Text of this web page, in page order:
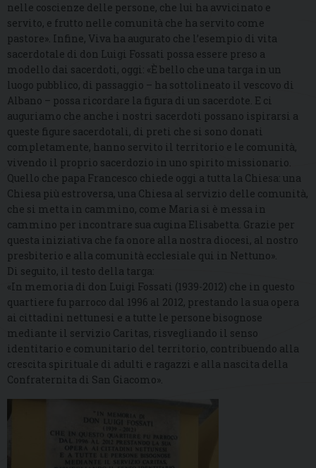
nelle coscienze delle persone, che lui ha avvicinato e
servito, e frutto nelle comunità che ha servito come
pastore». Infine, Viva ha augurato che l’esempio di vita
sacerdotale di don Luigi Fossati possa essere preso a
modello dai sacerdoti, oggi: «È bello che una targa in un
luogo pubblico, di passaggio – ha sottolineato il vescovo di
Albano – possa ricordare la figura di un sacerdote. E ci
auguriamo che anche i nostri sacerdoti possano ispirarsi a
queste figure sacerdotali, di preti che si sono donati
completamente, hanno servito il territorio e le comunità,
vivendo il proprio sacerdozio in uno spirito missionario.
Quello che papa Francesco chiede oggi a tutta la Chiesa: una
Chiesa più estroversa, una Chiesa al servizio delle comunità,
che si metta in cammino, come Maria si è messa in
cammino per incontrare sua cugina Elisabetta. Grazie per
questa iniziativa che fa onore alla nostra diocesi, al nostro
presbiterio e alla comunità ecclesiale qui in Nettuno».
Di seguito, il testo della targa:
«In memoria di don Luigi Fossati (1939-2012) che in questo
quartiere fu parroco dal 1996 al 2012, prestando la sua opera
ai cittadini nettunesi e a tutte le persone bisognose
mediante il servizio Caritas, risvegliando il senso
identitario e comunitario del territorio, contribuendo alla
crescita spirituale di adulti e ragazzi e alla nascita della
Confraternita di San Giacomo».